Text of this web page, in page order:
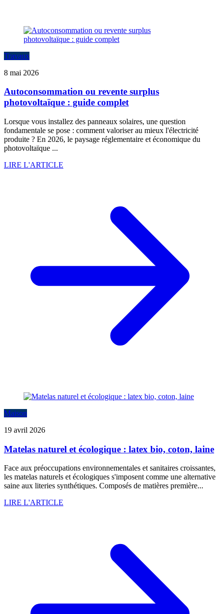
Travaux
8 mai 2026
Autoconsommation ou revente surplus
photovoltaïque : guide complet
Lorsque vous installez des panneaux solaires, une question
fondamentale se pose : comment valoriser au mieux l'électricité
produite ? En 2026, le paysage réglementaire et économique du
photovoltaïque ...
LIRE L'ARTICLE
Maison
19 avril 2026
Matelas naturel et écologique : latex bio, coton, laine
Face aux préoccupations environnementales et sanitaires croissantes,
les matelas naturels et écologiques s'imposent comme une alternative
saine aux literies synthétiques. Composés de matières première...
LIRE L'ARTICLE